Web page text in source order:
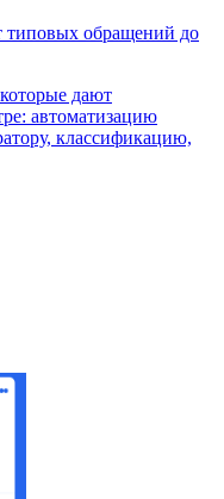
типовых обращений до
дают
автоматизацию
классификацию,